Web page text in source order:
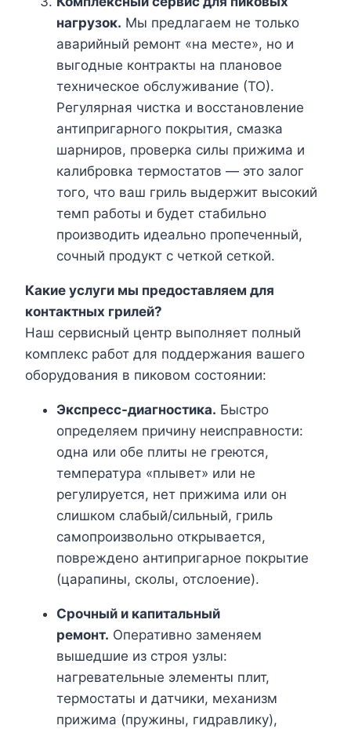
нагрузок. Мы предлагаем не только
аварийный ремонт «на месте», но и
выгодные контракты на плановое
техническое обслуживание (ТО).
Регулярная чистка и восстановление
антипригарного покрытия, смазка
шарниров, проверка силы прижима и
калибровка термостатов — это залог
того, что ваш гриль выдержит высокий
темп работы и будет стабильно
производить идеально пропеченный,
сочный продукт с четкой сеткой.
Какие услуги мы предоставляем для
контактных грилей?
Наш сервисный центр выполняет полный
комплекс работ для поддержания вашего
оборудования в пиковом состоянии:
Экспресс-диагностика. Быстро
определяем причину неисправности:
одна или обе плиты не греются,
температура «плывет» или не
регулируется, нет прижима или он
слишком слабый/сильный, гриль
самопроизвольно открывается,
повреждено антипригарное покрытие
(царапины, сколы, отслоение).
Срочный и капитальный
ремонт. Оперативно заменяем
вышедшие из строя узлы:
нагревательные элементы плит,
термостаты и датчики, механизм
прижима (пружины, гидравлику),